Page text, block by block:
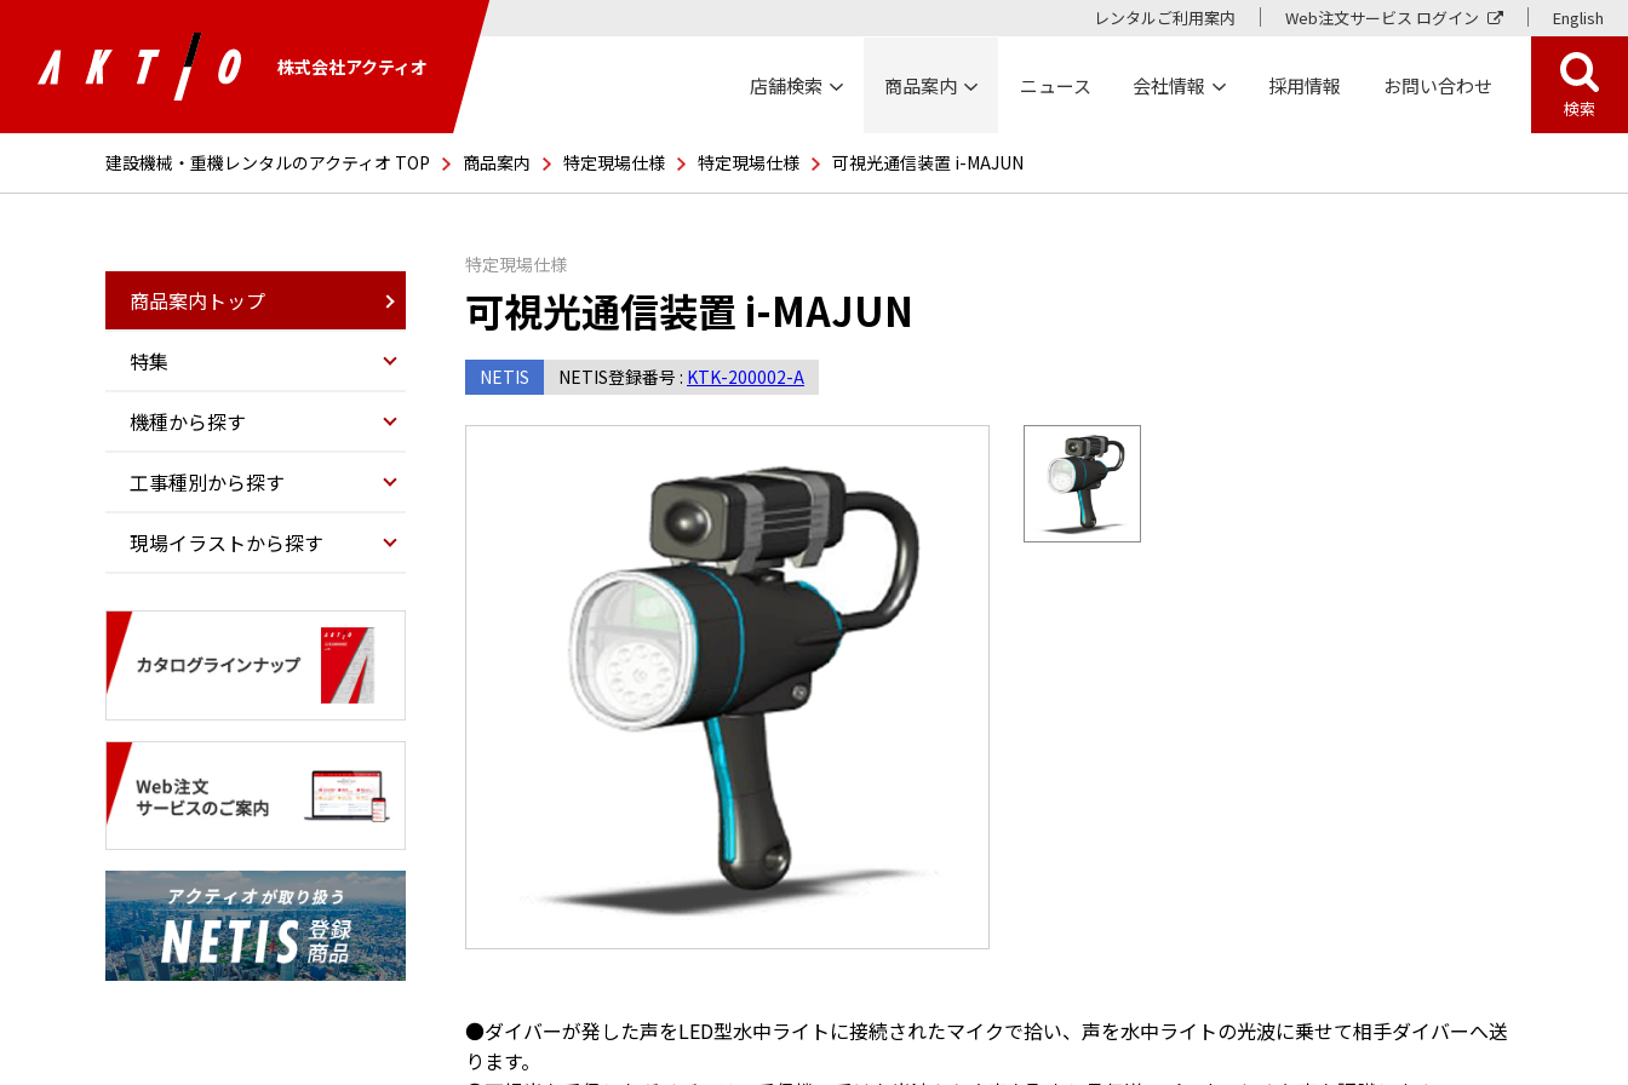
株式会社アクティオ
レンタルご利用案内 Web注文サービス ログイン English
店舗検索 商品案内 ニュース 会社情報 採用情報 お問い合わせ
検索
建設機械・重機レンタルのアクティオ TOP 商品案内 特定現場仕様 特定現場仕様 可視光通信装置 i-MAJUN
特定現場仕様
可視光通信装置 i-MAJUN
NETIS NETIS登録番号 : KTK-200002-A
●ダイバーが発した声をLED型水中ライトに接続されたマイクで拾い、声を水中ライトの光波に乗せて相手ダイバーへ送
ります。
商品案内トップ
特集
機種から探す
工事種別から探す
現場イラストから探す